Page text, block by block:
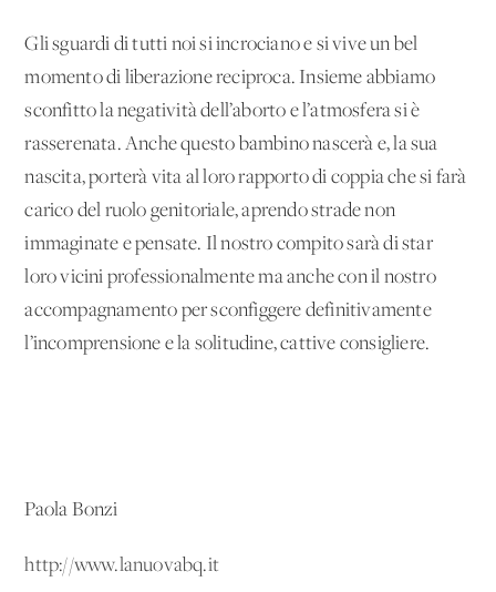
Gli sguardi di tutti noi si incrociano e si vive un bel
momento di liberazione reciproca. Insieme abbiamo
sconfitto la negatività dell’aborto e l’atmosfera si è
rasserenata. Anche questo bambino nascerà e, la sua
nascita, porterà vita al loro rapporto di coppia che si farà
carico del ruolo genitoriale, aprendo strade non
immaginate e pensate. Il nostro compito sarà di star
loro vicini professionalmente ma anche con il nostro
accompagnamento per sconfiggere definitivamente
l’incomprensione e la solitudine, cattive consigliere.
Paola Bonzi
http://www.lanuovabq.it